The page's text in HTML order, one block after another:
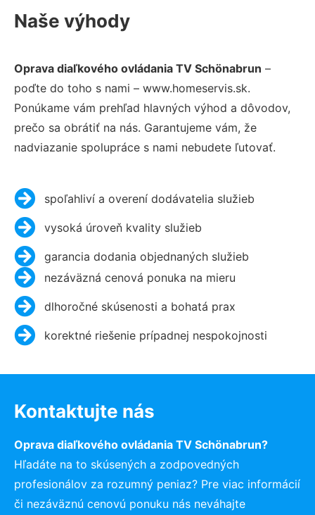
Naše výhody
Oprava diaľkového ovládania TV Schönabrun –
poďte do toho s nami – www.homeservis.sk.
Ponúkame vám prehľad hlavných výhod a dôvodov,
prečo sa obrátiť na nás. Garantujeme vám, že
nadviazanie spolupráce s nami nebudete ľutovať.
spoľahliví a overení dodávatelia služieb
vysoká úroveň kvality služieb
garancia dodania objednaných služieb
nezáväzná cenová ponuka na mieru
dlhoročné skúsenosti a bohatá prax
korektné riešenie prípadnej nespokojnosti
Kontaktujte nás
Oprava diaľkového ovládania TV Schönabrun?
Hľadáte na to skúsených a zodpovedných
profesionálov za rozumný peniaz? Pre viac informácií
či nezáväznú cenovú ponuku nás neváhajte